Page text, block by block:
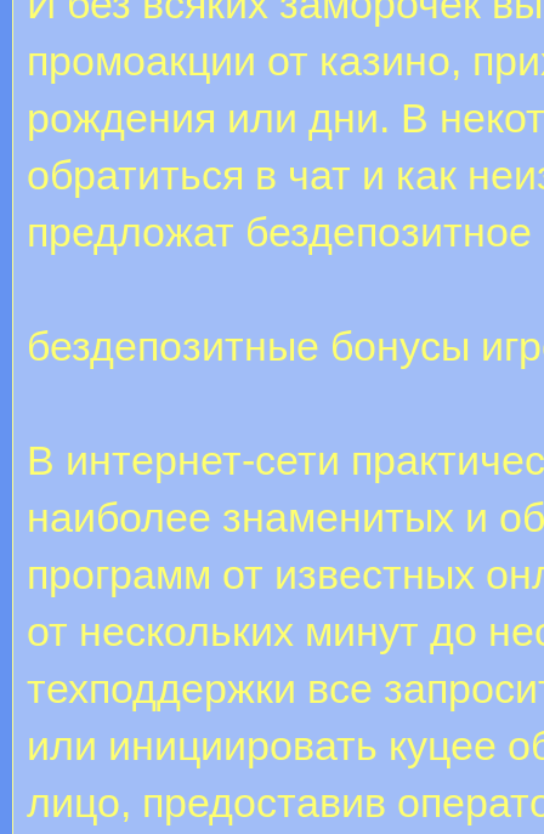
промоакции от казино,
рождения или дни. В
обратиться в чат и как
предложат
бездепозитные бонусы
В интернет-сети
наиболее знаменитых и
программ от известных
от нескольких минут до
техподдержки все
или инициировать куцее
лицо, предоставив